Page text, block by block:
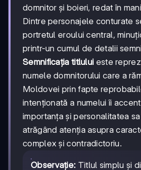
domnitor și boieri, redat în
Dintre personajele conturate
portretul eroului central,
printr-un cumul de detalii
Semnificația titlului este
numele domnitorului care a
Moldovei prin fapte
intenționată a numelui îi
importanța și personalitatea
atrăgând atenția asupra
complex și contradictoriu.
Observație: Titlul simplu și